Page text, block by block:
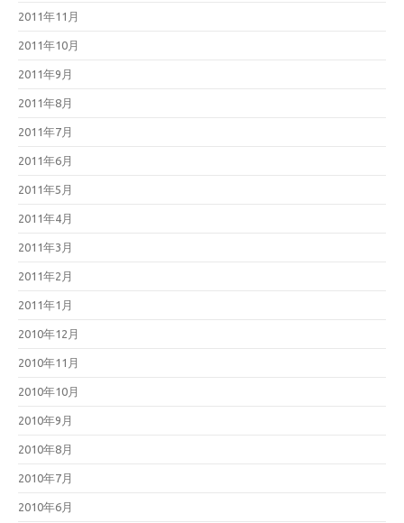
2011年11月
2011年10月
2011年9月
2011年8月
2011年7月
2011年6月
2011年5月
2011年4月
2011年3月
2011年2月
2011年1月
2010年12月
2010年11月
2010年10月
2010年9月
2010年8月
2010年7月
2010年6月